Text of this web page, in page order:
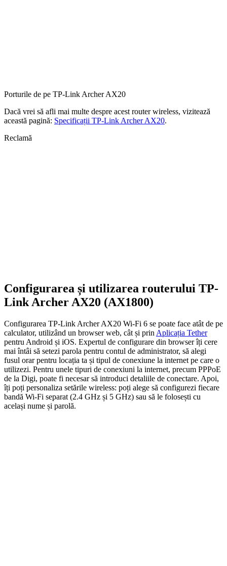
Porturile de pe TP-Link Archer AX20
Dacă vrei să afli mai multe despre acest router wireless, vizitează
această pagină: Specificații TP-Link Archer AX20.
Reclamă
Configurarea și utilizarea routerului TP-
Link Archer AX20 (AX1800)
Configurarea TP-Link Archer AX20 Wi-Fi 6 se poate face atât de pe
calculator, utilizând un browser web, cât și prin Aplicația Tether
pentru Android și iOS. Expertul de configurare din browser îți cere
mai întâi să setezi parola pentru contul de administrator, să alegi
fusul orar pentru locația ta și tipul de conexiune la internet pe care o
utilizezi. Pentru unele tipuri de conexiuni la internet, precum PPPoE
de la Digi, poate fi necesar să introduci detaliile de conectare. Apoi,
îți poți personaliza setările wireless: poți alege să configurezi fiecare
bandă Wi-Fi separat (2.4 GHz și 5 GHz) sau să le folosești cu
același nume și parolă.